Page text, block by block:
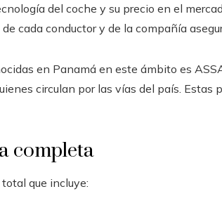
del coche y su precio en el
cada conductor y de la compañía
en Panamá en este ámbito es
circulan por las vías del país. Estas
completa
que incluye: